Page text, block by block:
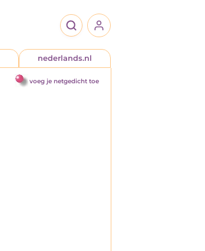
nederlands.nl
voeg je netgedicht toe